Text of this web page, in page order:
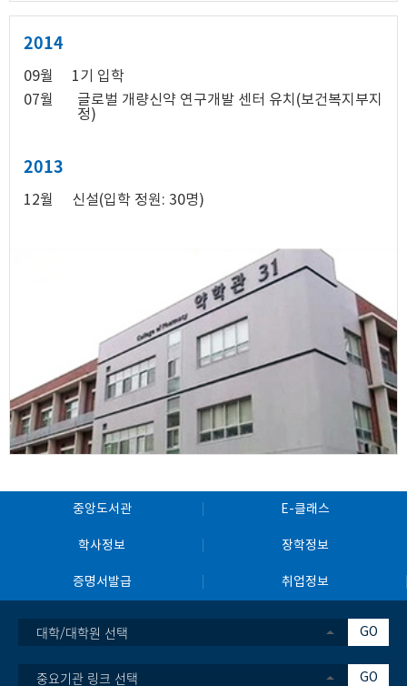
2014
09월
1기 입학
07월
글로벌 개량신약 연구개발 센터 유치(보건복지부지
정)
2013
12월 신설(입학 정원: 30명)
중앙도서관 E-클래스
학사정보 장학정보
증명서발급 취업정보
대학/대학원 선택 GO
중요기관 링크 선택 GO